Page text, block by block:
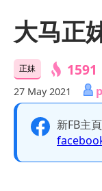
大马正
正妹 1591
27 May 2021
新FB主頁